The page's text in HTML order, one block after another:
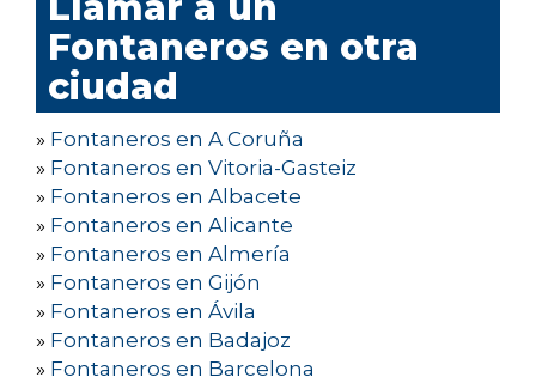
Fontaneros en otra
ciudad
» Fontaneros en A Coruña
» Fontaneros en Vitoria-Gasteiz
» Fontaneros en Albacete
» Fontaneros en Alicante
» Fontaneros en Almería
» Fontaneros en Gijón
» Fontaneros en Ávila
» Fontaneros en Badajoz
» Fontaneros en Barcelona